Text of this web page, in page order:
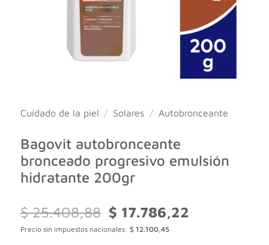
Cuidado de la piel / Solares / Autobronceante
Bagovit autobronceante
bronceado progresivo emulsión
hidratante 200gr
$25.408,88
El
precio
original
$ 17.786,22
Precio sin impuestos nacionales: $ 12.100,45